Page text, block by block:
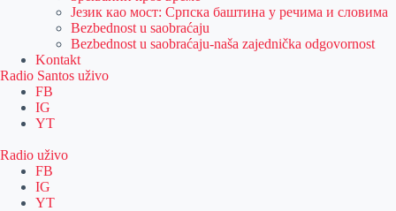
Језик као мост: Српска баштина у речима и словима
Bezbednost u saobraćaju
Bezbednost u saobraćaju-naša zajednička odgovornost
Kontakt
Radio Santos uživo
FB
IG
YT
Radio uživo
FB
IG
YT